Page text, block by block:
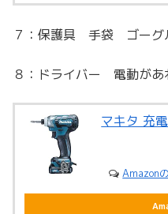
７：保護具 手袋 ゴー
８：ドライバー 電動があ
マキタ 充
Amazon